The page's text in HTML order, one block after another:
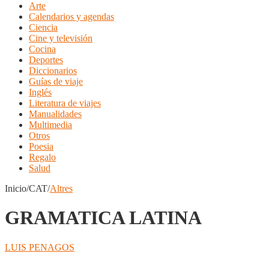
Arte
Calendarios y agendas
Ciencia
Cine y televisión
Cocina
Deportes
Diccionarios
Guías de viaje
Inglés
Literatura de viajes
Manualidades
Multimedia
Otros
Poesia
Regalo
Salud
Inicio/CAT/Altres
GRAMATICA LATINA
LUIS PENAGOS